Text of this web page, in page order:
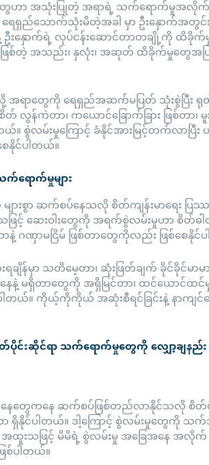
ဟာ အသုံးပြုတဲ့ အရာရဲ့ သက်ရောက်မှုအလိုက်
ေရှည်သောက်သုံးမိတဲ့အခါ မှာ ဦးနှောက်အတွ
ဦးနှောက်ရဲ့ လုပ်ငန်းဆောင်တာတချို့ကို ထိခို
ြစ်တဲ့ အသည်း၊ နှလုံး၊ အဆုတ် ထိခိုက်မှုတွေအ
အရာတွေကို ရေရှည်အဆက်မပြတ် သုံးစွဲပြီ
မ်စိတ် လွန်ကဲတာ၊ ကယောင်ခြောက်ခြား ဖြစ်တ
စွဲလမ်းမှုကြောင့် ခံနိုင်အားမြင့်တက်လာပြီး
နိုင်ပါတယ်။
ရောက်မှုများ
ျားစွာ ဆက်စပ်နေသလို စိတ်ကျန်းမာရေး ပြ
င့် ဆေးဝါးတွေကို အရက်စွဲလမ်းမှုဟာ စိတ်ဓါတ်
ဏှာမငြိမ် ဖြစ်တာတွေကိုလည်း ဖြစ်စေနိုင်
ချိန်မှာ သတိမေ့တာ၊ ဆုံးဖြတ်ချက် ခိုင်ခိုင်မာ
နေနဲ့ မရှိတာတွေကို အရှိမြင်တာ၊ ထင်ယောင်
ယ်။ ကိုယ့်ကိုကိုယ် အဆုံးစီရင်ခြင်းနဲ့ နာကျင်စ
ပိုင်းဆိုင်ရာ သက်ရောက်မှုတွေကို လျှော့ချနည်း
ေတွေကနေ ဆက်စပ်ဖြစ်တည်လာနိုင်သလို စိတ်
နိုင်ပါတယ်။ ဒါ့ကြောင့် စွဲလမ်းမှုတွေကို သက်
သဖြင့် မိမိရဲ့ စွဲလမ်းမှု အခြေအနေ အလိုက်
ပါတယ်။